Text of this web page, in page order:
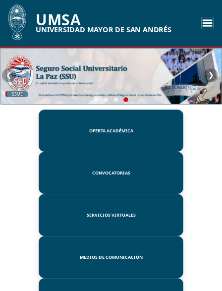
UMSA
UNIVERSIDAD MAYOR DE SAN ANDRÉS
SSUE
❮ ❯
OFERTA ACADÉMICA
CONVOCATORIAS
SERVICIOS VIRTUALES
MEDIOS DE COMUNICACIÓN